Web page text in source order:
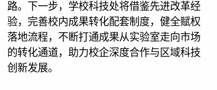
路。下一步，学校科技处将借鉴先进改革经
验，完善校内成果转化配套制度，健全赋权
落地流程，不断打通成果从实验室走向市场
的转化通道，助力校企深度合作与区域科技
创新发展。